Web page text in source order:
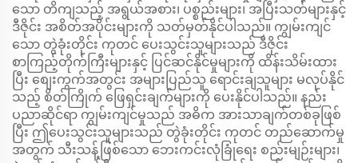
သော တိကျသည့် အရွယ်အစား၊ ပစ္စည်းများ၊ အပြီးသတ်များနှင့်
ဒီဇိုင်း အစိတ်အပိုင်းများကို သတ်မှတ်နိုင်ပါသည်။ ကျွမ်းကျင်
သော တွဲခုံးတိုင်း ကုတင် ပေးသွင်းသူများသည် ဒီဇိုင်း
စာကြည့်တိုက်ကြီးများနှင့် ပြင်ဆင်နိုင်မှုများကို ထိန်းသိမ်းထား
ပြီး စျေးကွက်အတွင်း အများပြည်သူ ရောင်းချသူများ မလုပ်နိုင်
သည့် စိတ်ကြိုက် ဖြေရှင်းချက်များကို ပေးနိုင်ပါသည်။ နည်း
ပညာဆိုင်ရာ ကျွမ်းကျင်မှုသည် အဓိက အားသာချက်တစ်ခုဖြစ်
ပြီး ဤပေးသွင်းသူများသည် တွဲခုံးတိုင်း ကုတင် တည်ဆောက်မှု
အတွက် သီးသန့်ဖြစ်သော ဘေးကင်းလုံခြုံရေး စည်းမျဉ်းများ၊